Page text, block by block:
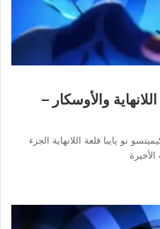
والأوسكار –
نو يايبا قلعة اللانهاية الجزء